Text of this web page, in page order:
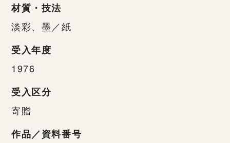
材質・技法
淡彩、墨／紙
受入年度
1976
受入区分
寄贈
作品／資料番号